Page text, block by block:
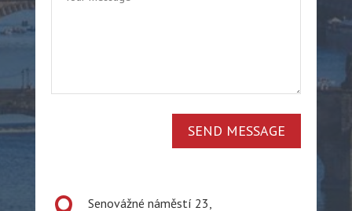
SEND MESSAGE
Senovážné náměstí 23,